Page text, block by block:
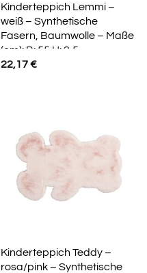
Kinderteppich Lemmi –
weiß – Synthetische
Fasern, Baumwolle – Maße
(cm): B: 55 H: 2,5
22,17€
Kinderteppich Teddy –
rosa/pink – Synthetische